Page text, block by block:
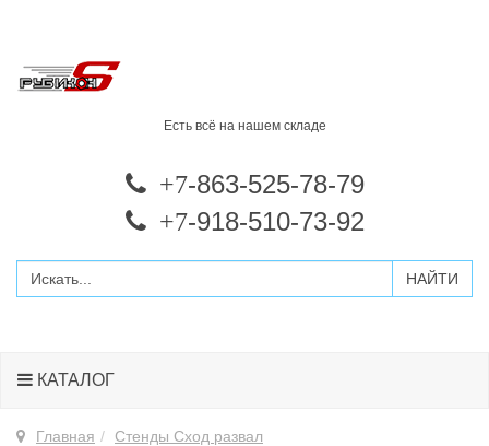
Есть всё на нашем складе
+7-863-525-78-79
+7-918-510-73-92
КАТАЛОГ
Главная
Стенды Сход развал